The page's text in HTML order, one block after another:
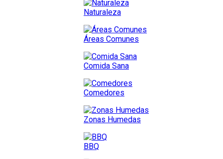
Naturaleza
Áreas Comunes
Comida Sana
Comedores
Zonas Humedas
BBQ